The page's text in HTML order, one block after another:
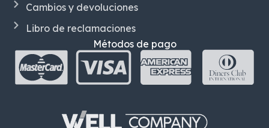
Cambios y devoluciones
Libro de reclamaciones
Métodos de pago